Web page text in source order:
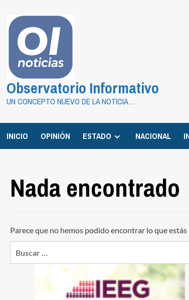
contenido
Observatorio Informativo
UN CONCEPTO NUEVO DE LA NOTICIA…
INICIO OPINIÓN ESTADO NACIONAL
Nada encontrado
Parece que no hemos podido encontrar lo que